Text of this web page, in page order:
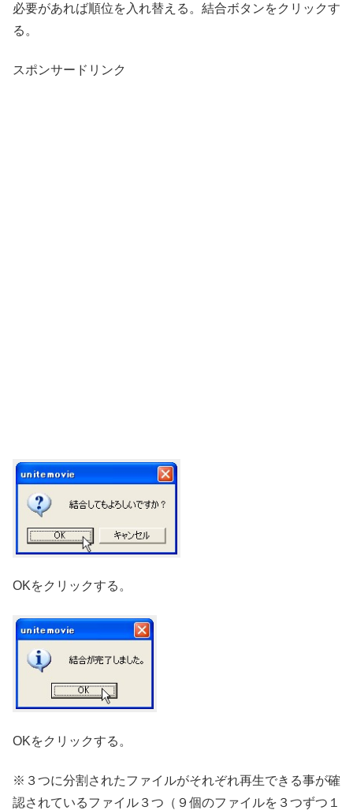
必要があれば順位を入れ替える。結合ボタンをクリックす
る。
スポンサードリンク
OKをクリックする。
OKをクリックする。
※３つに分割されたファイルがそれぞれ再生できる事が確
認されているファイル３つ（９個のファイルを３つずつ１